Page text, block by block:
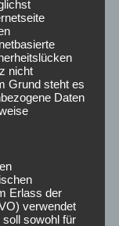
LinkedIn
nicht
Grund steht es
Daten
Erlass der
verwendet
sowohl für